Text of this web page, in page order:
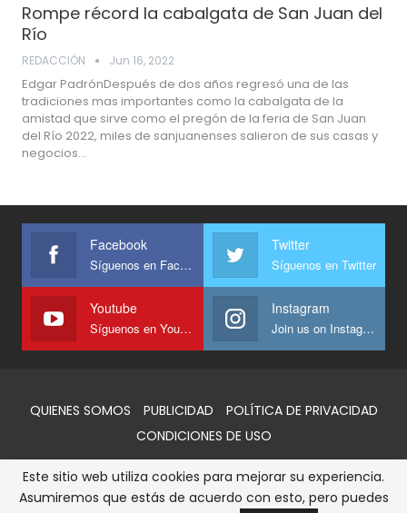
Rompe récord la cabalgata de San Juan del
Río
REDACCIÓN Jun 16, 2022
Edgar PadrónDespués de dos años regresó una de las
tradiciones mas importantes como la cabalgata de la
amistad que sirve como el pregón de la feria de San Juan
del Río 2022, miles de sanjuanenses salieron de sus casas y
negocios…
Facebook
Síguenos en Facebook
Twitter
Síguenos en Twitter
Youtube
Síguenos en Youtube
Instagram
Join us on Instagram
QUIENES SOMOS PUBLICIDAD
POLÍTICA DE PRIVACIDAD
CONDICIONES DE USO
© 2026 - AlertaQro. Todos los derechos reservados
Este sitio web utiliza cookies para mejorar su experiencia.
Asumiremos que estás de acuerdo con esto, pero puedes